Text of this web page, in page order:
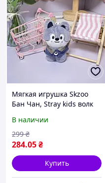
Мягкая игрушка Skzoo
Бан Чан, Stray kids волк
В наличии
284.05₴
299 ₴
Купить